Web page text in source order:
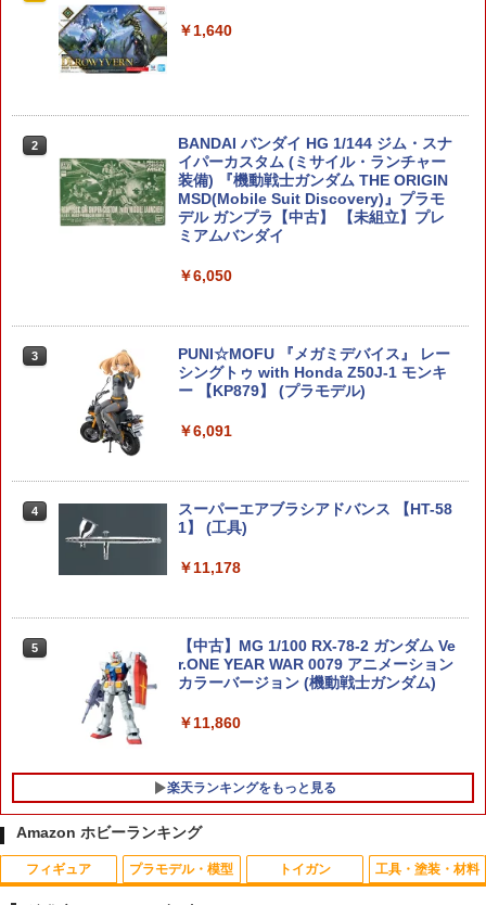
￥1,640
2
BANDAI バンダイ HG 1/144 ジム・スナ
イパーカスタム (ミサイル・ランチャー
装備) 『機動戦士ガンダム THE ORIGIN
MSD(Mobile Suit Discovery)』プラモ
デル ガンプラ【中古】 【未組立】プレ
ミアムバンダイ
￥6,050
3
PUNI☆MOFU 『メガミデバイス』 レー
シングトゥ with Honda Z50J-1 モンキ
ー 【KP879】 (プラモデル)
￥6,091
4
スーパーエアブラシアドバンス 【HT-58
1】 (工具)
￥11,178
5
【中古】MG 1/100 RX-78-2 ガンダム Ve
r.ONE YEAR WAR 0079 アニメーション
カラーバージョン (機動戦士ガンダム)
￥11,860
楽天ランキングをもっと見る
1
【未開封品】レゴ(LEGO) レゴ コカ・コ
1
COWCOW TECHNOLOGY 120% ノズル
1
アルミ製 コンペティションM4 ナット大
Amazon ホビーランキング
フィギュア プラモデル・模型 トイガン 工具・塗装・材料